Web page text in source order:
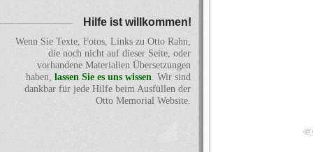
Hilfe ist willkommen!
Wenn Sie Texte, Fotos, Links zu Otto Rahn,
die noch nicht auf dieser Seite, oder
vorhandene Materialien Übersetzungen
haben, lassen Sie es uns wissen. Wir sind
dankbar für jede Hilfe beim Ausfüllen der
Otto Memorial Website.
©